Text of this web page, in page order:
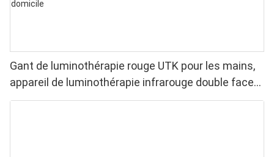
Gant de luminothérapie rouge UTK pour les mains,
appareil de luminothérapie infrarouge double face
pour soulager les douleurs aux doigts et aux